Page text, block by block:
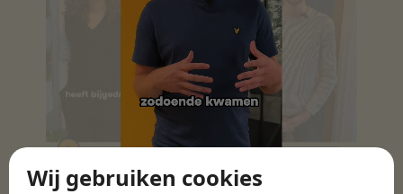
Wij gebruiken cookies